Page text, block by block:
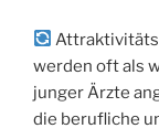
werden oft als
junger Ärzte
die berufliche